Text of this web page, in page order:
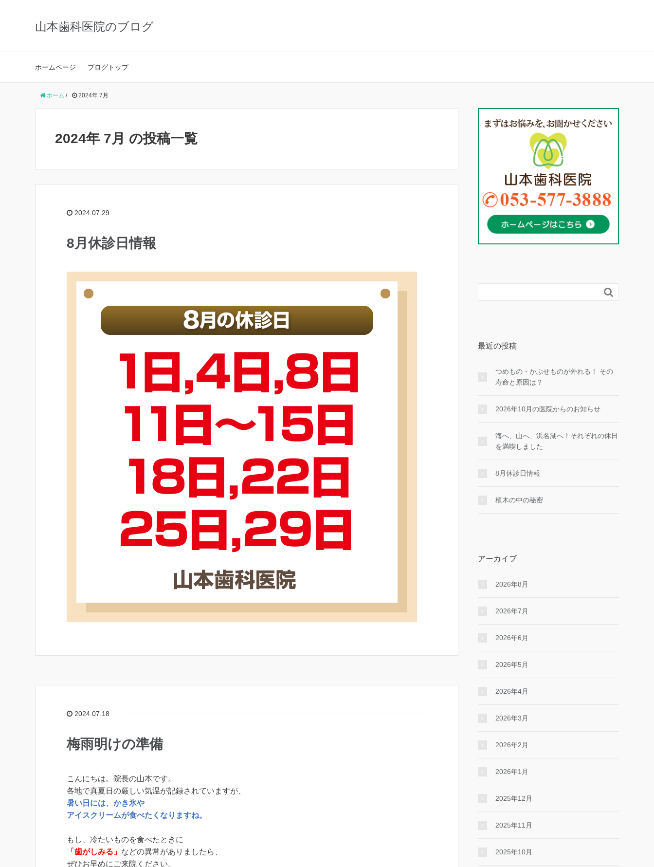
山本歯科医院のブログ
ホームページ ブログトップ
ホーム / 2024年 7月
2024年 7月 の投稿一覧
2024.07.29
8月休診日情報
2024.07.18
梅雨明けの準備
こんにちは。院長の山本です。
各地で真夏日の厳しい気温が記録されていますが、
暑い日には、かき氷や
アイスクリームが食べたくなりますね。
もし、冷たいものを食べたときに
「歯がしみる」 などの異常がありましたら、
ぜひお早めにご来院ください。

最近の投稿
つめもの・かぶせものが外れる！ その
寿命と原因は？
2026年10月の医院からのお知らせ
海へ、山へ、浜名湖へ！それぞれの休日
を満喫しました
8月休診日情報
植木の中の秘密
アーカイブ
2026年8月
2026年7月
2026年6月
2026年5月
2026年4月
2026年3月
2026年2月
2026年1月
2025年12月
2025年11月
2025年10月